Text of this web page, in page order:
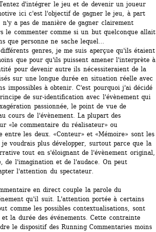
d'intégrer le jeu et de devenir un joueur
ici c'est l'objectif de gagner le jeu, à part
a pas de manière de gagner clairement
le commenter comme si un but quelconque allait
que personne ne sache lequel...
genres, je me suis aperçue qu'ils étaient
que pour qu'ils puissent amener l'interprète à
pour devenir autre ils nécessiteraient de la
sur une longue durée en situation réelle avec
impossibles à obtenir. C'est pourquoi j'ai décidé
de sur-identification avec l'évènement qui
passionnée, le point de vue de
cours de l'évènement. La plupart des
«le commentaire du réalisateur» ou
entre les deux. «Conteur» et «Mémoire» sont les
voudrais plus développer, surtout parce que la
tout en s'éloignant de l'évènement original,
de l'imagination et de l'audace. On peut
l'attention du spectateur.
en direct couple la parole du
qu'il suit. L'attention portée à certains
comme les possibles contextualisations, sont
la durée des événements. Cette contrainte
le dispositif des Running Commentaries moins